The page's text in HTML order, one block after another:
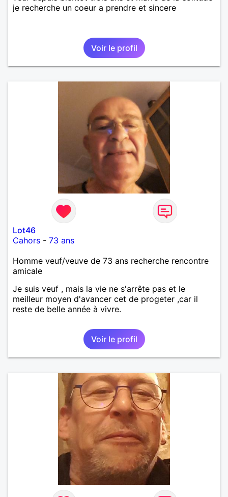
je recherche un coeur a prendre et sincere
Voir le profil
Lot46
Cahors - 73 ans
Homme veuf/veuve de 73 ans recherche rencontre
amicale
Je suis veuf , mais la vie ne s'arrête pas et le
meilleur moyen d'avancer cet de progeter ,car il
reste de belle année à vivre.
Voir le profil